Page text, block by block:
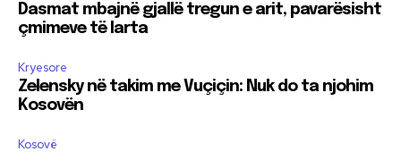
Dasmat mbajnë gjallë tregun e arit, pavarësisht
çmimeve të larta
Kryesore
Zelensky në takim me Vuçiçin: Nuk do ta njohim
Kosovën
Kosovë